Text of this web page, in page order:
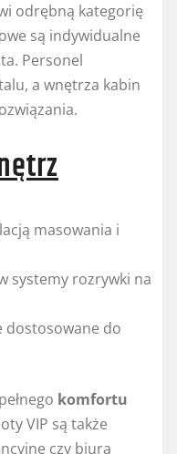
odrębną kategorię
są indywidualne
Personel
a wnętrza kabin
masowania i
systemy rozrywki na
dostosowane do
komfortu
VIP są także
czy biura